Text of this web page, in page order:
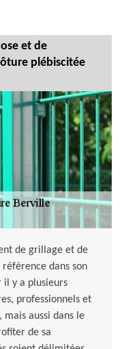
et de
plébiscitée
de grillage et de
dans son
il y a plusieurs
professionnels et
aussi dans le
de sa